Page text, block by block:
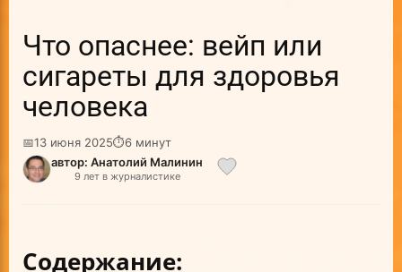
Что опаснее: вейп или
сигареты для здоровья
человека
📅13 июня 2025⏱6 минут
автор: Анатолий Малинин
9 лет в журналистике
Содержание: